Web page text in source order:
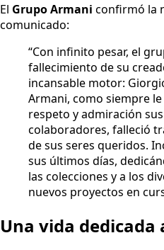
El Grupo Armani confirmó la
comunicado:
“Con infinito pesar, el
fallecimiento de su
incansable motor:
Armani, como siempre
respeto y admiración
colaboradores, falleció
de sus seres queridos.
sus últimos días,
las colecciones y a los
nuevos proyectos en
Una vida dedicada